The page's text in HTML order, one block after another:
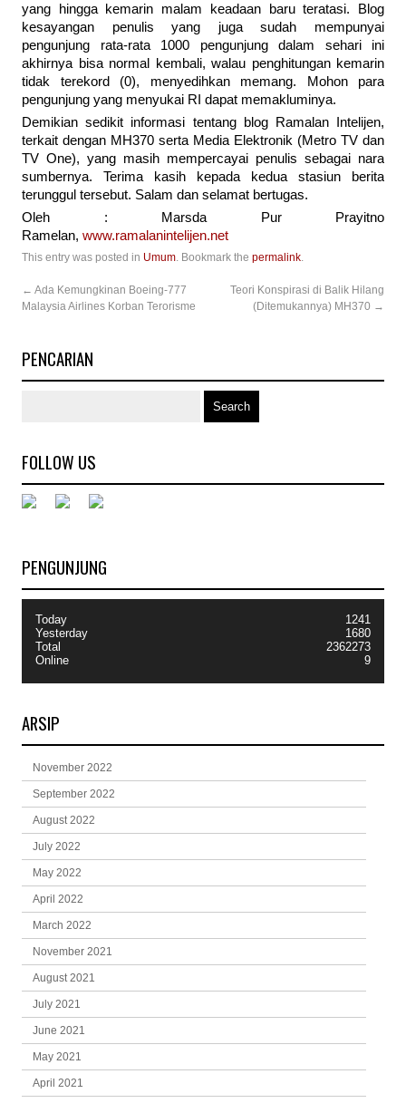
yang hingga kemarin malam keadaan baru teratasi. Blog
kesayangan penulis yang juga sudah mempunyai
pengunjung rata-rata 1000 pengunjung dalam sehari ini
akhirnya bisa normal kembali, walau penghitungan kemarin
tidak terekord (0), menyedihkan memang. Mohon para
pengunjung yang menyukai RI dapat memakluminya.
Demikian sedikit informasi tentang blog Ramalan Intelijen,
terkait dengan MH370 serta Media Elektronik (Metro TV dan
TV One), yang masih mempercayai penulis sebagai nara
sumbernya. Terima kasih kepada kedua stasiun berita
terunggul tersebut. Salam dan selamat bertugas.
Oleh : Marsda Pur Prayitno
Ramelan, www.ramalanintelijen.net
This entry was posted in Umum. Bookmark the permalink.
← Ada Kemungkinan Boeing-777
Malaysia Airlines Korban Terorisme
Teori Konspirasi di Balik Hilang
(Ditemukannya) MH370 →
PENCARIAN
FOLLOW US
PENGUNJUNG
Today
Yesterday
Total
Online
1241
1680
2362273
9
ARSIP
November 2022
September 2022
August 2022
July 2022
May 2022
April 2022
March 2022
November 2021
August 2021
July 2021
June 2021
May 2021
April 2021